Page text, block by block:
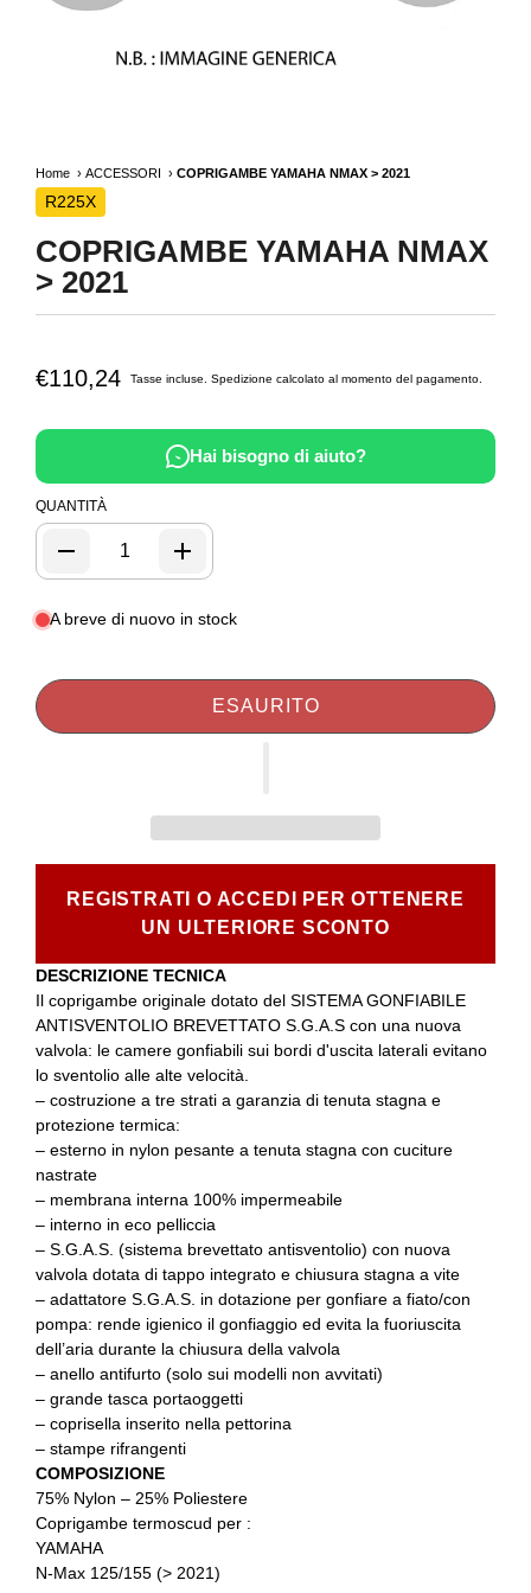
Home ACCESSORI COPRIGAMBE YAMAHA NMAX > 2021
R225X
COPRIGAMBE YAMAHA NMAX
> 2021
€110,24 Tasse incluse. Spedizione calcolato al momento del pagamento.
Hai bisogno di aiuto?
QUANTITÀ
A breve di nuovo in stock
ESAURITO
REGISTRATI O ACCEDI PER OTTENERE
UN ULTERIORE SCONTO
DESCRIZIONE TECNICA
Il coprigambe originale dotato del SISTEMA GONFIABILE
ANTISVENTOLIO BREVETTATO S.G.A.S con una nuova
valvola: le camere gonfiabili sui bordi d'uscita laterali evitano
lo sventolio alle alte velocità.
– costruzione a tre strati a garanzia di tenuta stagna e
protezione termica:
– esterno in nylon pesante a tenuta stagna con cuciture
nastrate
– membrana interna 100% impermeabile
– interno in eco pelliccia
– S.G.A.S. (sistema brevettato antisventolio) con nuova
valvola dotata di tappo integrato e chiusura stagna a vite
– adattatore S.G.A.S. in dotazione per gonfiare a fiato/con
pompa: rende igienico il gonfiaggio ed evita la fuoriuscita
dell’aria durante la chiusura della valvola
– anello antifurto (solo sui modelli non avvitati)
– grande tasca portaoggetti
– coprisella inserito nella pettorina
– stampe rifrangenti
COMPOSIZIONE
75% Nylon – 25% Poliestere
Coprigambe termoscud per :
YAMAHA
N-Max 125/155 (> 2021)